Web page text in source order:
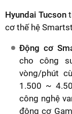
Hyundai Tucson
cơ thế hệ
Động cơ
cho công
vòng/phút
1.500 ~
công nghệ
động cơ